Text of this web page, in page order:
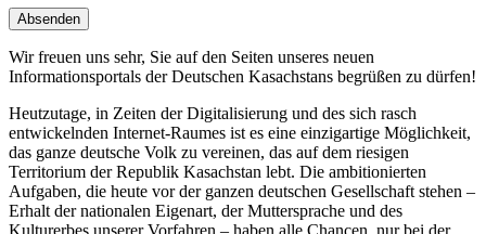
Wir freuen uns sehr, Sie auf den Seiten unseres neuen
Informationsportals der Deutschen Kasachstans begrüßen zu dürfen!
Heutzutage, in Zeiten der Digitalisierung und des sich rasch
entwickelnden Internet-Raumes ist es eine einzigartige Möglichkeit,
das ganze deutsche Volk zu vereinen, das auf dem riesigen
Territorium der Republik Kasachstan lebt. Die ambitionierten
Aufgaben, die heute vor der ganzen deutschen Gesellschaft stehen –
Erhalt der nationalen Eigenart, der Muttersprache und des